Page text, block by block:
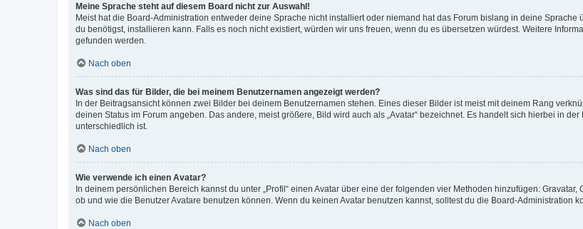
Meine Sprache steht auf diesem Board nicht zur Auswahl!
Meist hat die Board-Administration entweder deine Sprache nicht installiert oder niemand hat das Forum bislang in deine
du benötigst, installieren kann. Falls es noch nicht existiert, würden wir uns freuen, wenn du es übersetzen würdest. Weitere
gefunden werden.
Nach oben
Was sind das für Bilder, die bei meinem Benutzernamen angezeigt werden?
In der Beitragsansicht können zwei Bilder bei deinem Benutzernamen stehen. Eines dieser Bilder ist meist mit deinem Rang
deinen Status im Forum angeben. Das andere, meist größere, Bild wird auch als „Avatar“ bezeichnet. Es handelt sich hierbei in
unterschiedlich ist.
Nach oben
Wie verwende ich einen Avatar?
In deinem persönlichen Bereich kannst du unter „Profil“ einen Avatar über eine der folgenden vier Methoden hinzufügen:
ob und wie die Benutzer Avatare benutzen können. Wenn du keinen Avatar benutzen kannst, solltest du die Board-Administration
Nach oben